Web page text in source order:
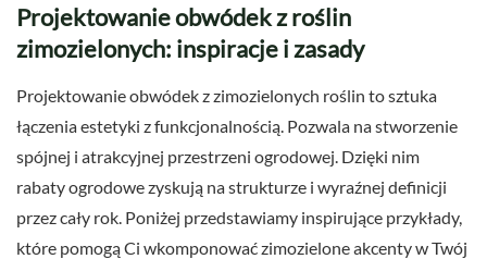
Projektowanie obwódek z roślin
zimozielonych: inspiracje i zasady
Projektowanie obwódek z zimozielonych roślin to sztuka
łączenia estetyki z funkcjonalnością. Pozwala na stworzenie
spójnej i atrakcyjnej przestrzeni ogrodowej. Dzięki nim
rabaty ogrodowe zyskują na strukturze i wyraźnej definicji
przez cały rok. Poniżej przedstawiamy inspirujące przykłady,
które pomogą Ci wkomponować zimozielone akcenty w Twój